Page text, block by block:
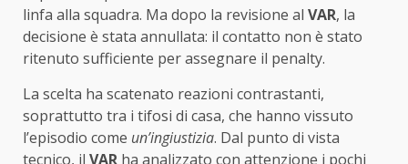
linfa alla squadra. Ma dopo la revisione al VAR, la
decisione è stata annullata: il contatto non è stato
ritenuto sufficiente per assegnare il penalty.
La scelta ha scatenato reazioni contrastanti,
soprattutto tra i tifosi di casa, che hanno vissuto
l’episodio come un’ingiustizia. Dal punto di vista
tecnico, il VAR ha analizzato con attenzione i pochi